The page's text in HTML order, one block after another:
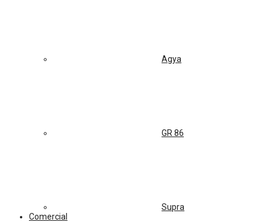
Agya
GR 86
Supra
Comercial